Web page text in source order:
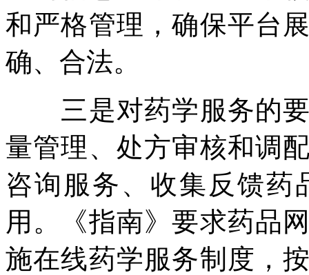
和严格管理，确保平台
确、合法。
三是对药学服务的要
量管理、处方审核和调
咨询服务、收集反馈药
用。《指南》要求药品
施在线药学服务制度，